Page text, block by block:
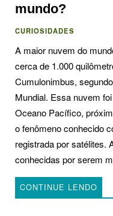
mundo?
CURIOSIDADES
A maior nuvem do
cerca de 1.000
Cumulonimbus,
Mundial. Essa nuvem
Oceano Pacífico,
o fenômeno conhecido
registrada por satélites.
conhecidas por serem
CONTINUE LENDO